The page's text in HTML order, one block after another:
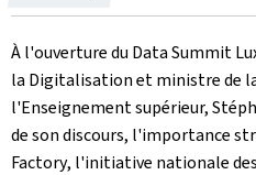
le
À l'ouverture du Data Summit
la Digitalisation et ministre de
l'Enseignement supérieur,
de son discours, l'importance
Factory, l'initiative nationale